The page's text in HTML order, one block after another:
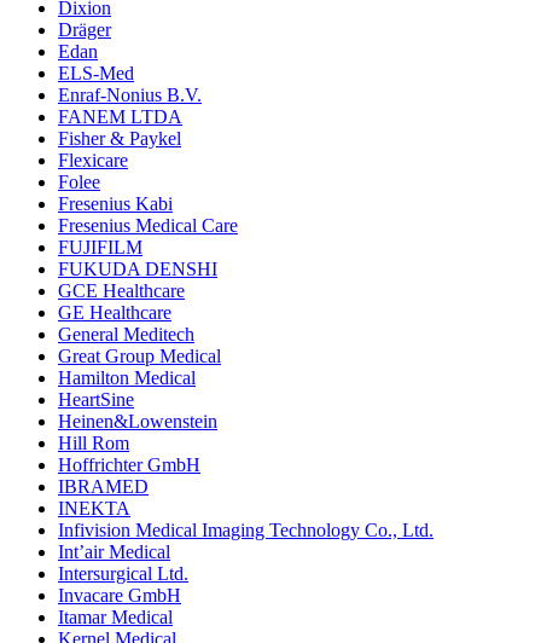
Dixion
Dräger
Edan
ELS-Med
Enraf-Nonius B.V.
FANEM LTDA
Fisher & Paykel
Flexicare
Folee
Fresenius Kabi
Fresenius Medical Care
FUJIFILM
FUKUDA DENSHI
GCE Healthcare
GE Healthcare
General Meditech
Great Group Medical
Hamilton Medical
HeartSine
Heinen&Lowenstein
Hill Rom
Hoffrichter GmbH
IBRAMED
INEKTA
Infivision Medical Imaging Technology Co., Ltd.
Int’air Medical
Intersurgical Ltd.
Invacare GmbH
Itamar Medical
Kernel Medical